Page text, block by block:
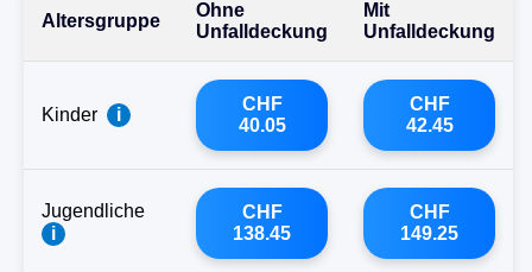
Altersgruppe
Ohne
Unfalldeckung
Mit
Unfalldeckung
Kinder i
CHF
40.05
CHF
42.45
Jugendliche
i
CHF
138.45
CHF
149.25